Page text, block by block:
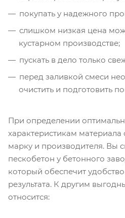
покупать у надежного
слишком низкая цена
кустарном производстве;
пускать в дело только
перед заливкой смеси
очистить и подготовить
При определении
характеристикам материала
марку и производителя. Вы
пескобетон у бетонного
который обеспечит
результата. К другим
относится: